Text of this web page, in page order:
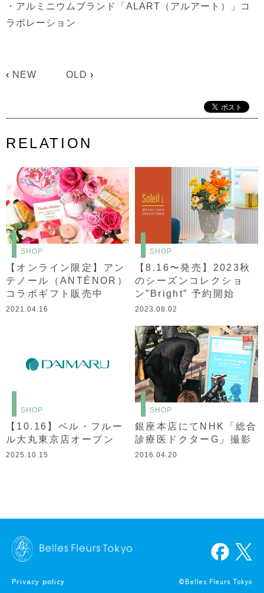
・アルミニウムブランド「ALART（アルアート）」コ
ラボレーション
‹ NEW OLD ›
RELATION
SHOP
【オンライン限定】アン
テノール（ANTÉNOR）
コラボギフト販売中
2021.04.16
SHOP
【8.16〜発売】2023秋
のシーズンコレクショ
ン”Bright” 予約開始
2023.08.02
SHOP
【10.16】ベル・フルー
ル大丸東京店オープン
2025.10.15
SHOP
銀座本店にてNHK「総合
診療医ドクターG」撮影
2016.04.20
Privacy policy ©Belles Fleurs Tokyo